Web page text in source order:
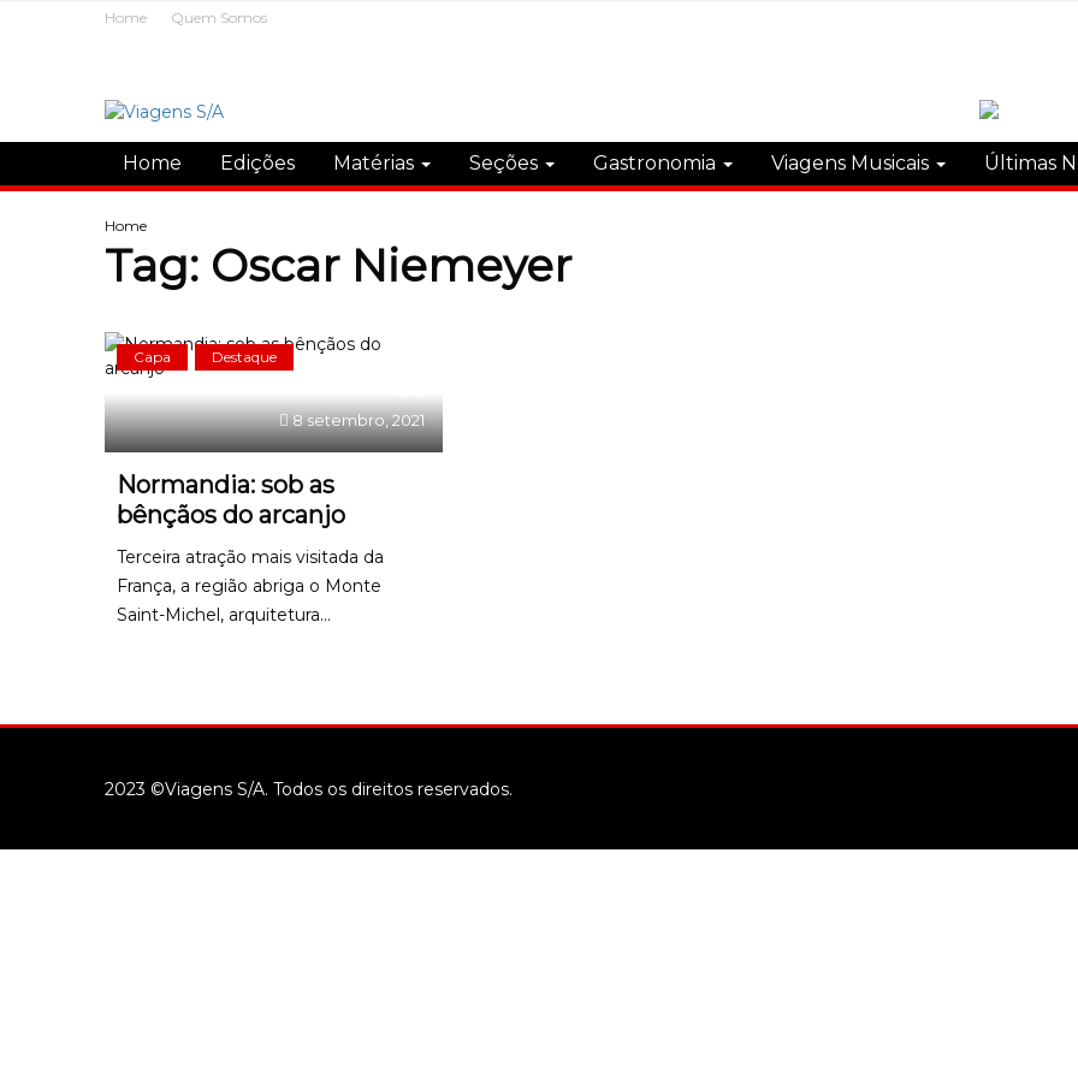
Home Quem Somos
Home Edições Matérias Seções Gastronomia Viagens Musicais Últimas
Home
Tag: Oscar Niemeyer
Capa Destaque
8 setembro, 2021
Normandia: sob as
bênçãos do arcanjo
Terceira atração mais visitada da
França, a região abriga o Monte
Saint-Michel, arquitetura...
2023 ©Viagens S/A. Todos os direitos reservados.